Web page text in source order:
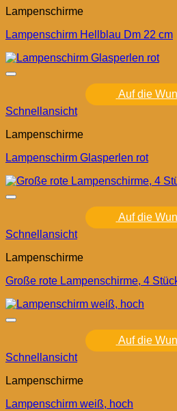
Lampenschirme
Lampenschirm Hellblau Dm 22 cm
Auf die
Schnellansicht
Lampenschirme
Lampenschirm Glasperlen rot
Auf die
Schnellansicht
Lampenschirme
Große rote Lampenschirme, 4
Auf die
Schnellansicht
Lampenschirme
Lampenschirm weiß, hoch